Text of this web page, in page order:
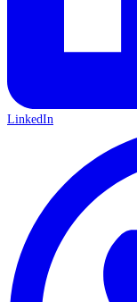
LinkedIn